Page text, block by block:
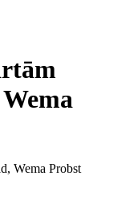
Wema Probst